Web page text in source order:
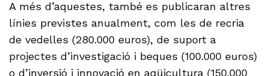
A més d’aquestes, també es publicaran altres
línies previstes anualment, com les de recria
de vedelles (280.000 euros), de suport a
projectes d’investigació i beques (100.000 euros)
o d’inversió i innovació en aqüicultura (150.000